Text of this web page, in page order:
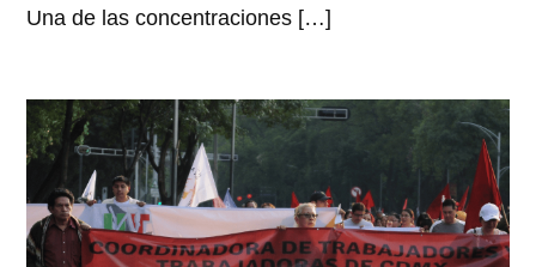
Una de las concentraciones […]